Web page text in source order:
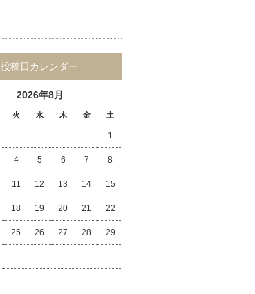
投稿日カレンダー
2026年8月
火 水 木 金 土
1
4 5 6 7 8
11 12 13 14 15
18 19 20 21 22
25 26 27 28 29